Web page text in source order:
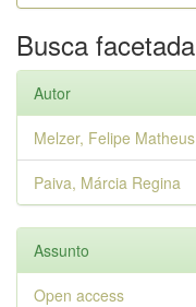
Busca facetada
Autor
Melzer, Felipe Matheus
Paiva, Márcia Regina
Assunto
Open access